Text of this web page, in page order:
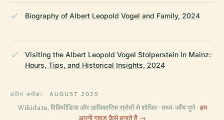
Biography of Albert Leopold Vogel and Family, 2024
Visiting the Albert Leopold Vogel Stolperstein in Mainz:
Hours, Tips, and Historical Insights, 2024
अंतिम समीक्षा: AUGUST 2025
Wikidata, विकिपीडिया और आधिकारिक स्रोतों से शोधित · तथ्य-जाँच पूर्ण · हम
अपनी गाइड कैसे बनाते हैं →